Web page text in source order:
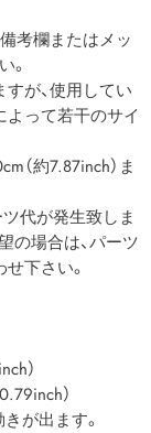
考欄またはメッ
。
が、使用してい
よって若干のサイ
（約7.87inch）ま
ツ代が発生致しま
の場合は、パーツ
下さい。
）
）
が出ます。